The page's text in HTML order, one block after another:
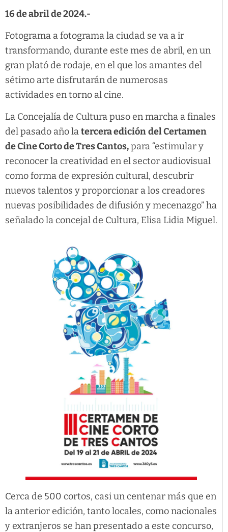
16 de abril de 2024.-
Fotograma a fotograma la ciudad se va a ir
transformando, durante este mes de abril, en un
gran plató de rodaje, en el que los amantes del
sétimo arte disfrutarán de numerosas
actividades en torno al cine.
La Concejalía de Cultura puso en marcha a finales
del pasado año latercera edicióndel Certamen
de Cine Corto de Tres Cantos,para “estimular y
reconocer la creatividad en el sector audiovisual
como forma de expresión cultural, descubrir
nuevos talentos y proporcionar a los creadores
nuevas posibilidades de difusión y mecenazgo” ha
señalado la concejal de Cultura, Elisa Lidia Miguel.
Cerca de 500 cortos, casi un centenar más que en
la anterior edición, tanto locales, como nacionales
y extranjeros se han presentado a este concurso,